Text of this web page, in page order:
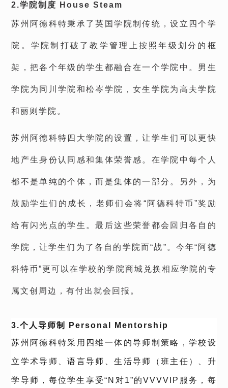
2.学院制度 House Steam
苏州阿德科特秉承了英国学院制传统，设立四个学
院。学院制打破了教学管理上按照年级划分的框
架，把各个年级的学生都融合在一个学院中。男生
学院为同川学院和松岑学院，女生学院为高夫学院
和丽则学院。
苏州阿德科特四大学院的设置，让学生们可以更快
地产生身份认同感和集体荣誉感。在学院中每个人
都不是单纯的个体，而是集体的一部分。另外，为
鼓励学生们的成长，老师们会将“阿德科特币”奖励
给有闪光点的学生。最后这些荣誉都会回归各自的
学院，让学生们为了各自的学院而“战”。今年“阿德
科特币”更可以在学校的学院商城兑换相应学院的专
属文创周边，有付出就会回报。
3.个人导师制 Personal Mentorship
苏州阿德科特采用四维一体的导师制策略，学校设
立学术导师、语言导师、生活导师（班主任）、升
学导师，每位学生享受“N对1”的VVVVIP服务，每